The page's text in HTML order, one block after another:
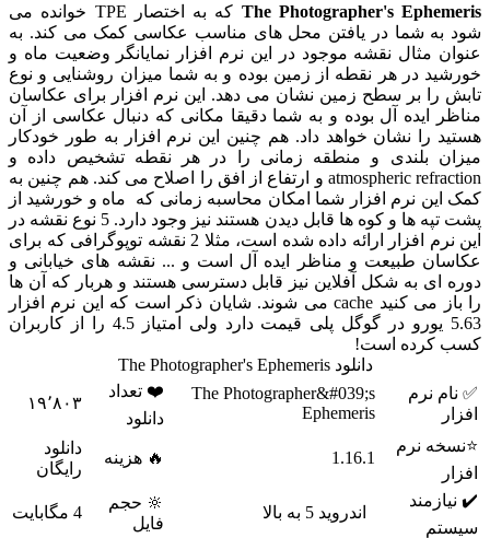
The Photographer's
که به اختصار TPE خوانده می
شما در یافتن محل های مناسب عکاسی کمک می کند. به
مثال نقشه موجود در این نرم افزار نمایانگر وضعیت ماه و
در هر نقطه از زمین بوده و به شما میزان روشنایی و نوع
بر سطح زمین نشان می دهد. این نرم افزار برای عکاسان
ایده آل بوده و به شما دقیقا مکانی که دنبال عکاسی از آن
را نشان خواهد داد. هم چنین این نرم افزار به طور خودکار
بلندی و منطقه زمانی را در هر نقطه تشخیص داده و
atmospheric refraction و ارتفاع از افق را اصلاح می کند. هم چنین به
نرم افزار شما امکان محاسبه زمانی که ماه و خورشید از
پشت تپه ها و کوه ها قابل دیدن هستند نیز وجود دارد. 5 نوع نقشه در
افزار ارائه داده شده است، مثلا 2 نقشه
توپوگرافیکه برای
طبیعت و مناظر ایده آل است و ... نقشه های خیابانی و
به شکل آفلاین نیز قابل دسترسی هستند و هربار که آن ها
را باز می کنید cache می شوند. شایان ذکر است که این نرم افزار
5.63 یورو در گوگل پلی قیمت دارد ولی امتیاز 4.5 را از کاربران
است!
نرم
The Photographer&#039;s
Ephemeris
❤️ تعداد
۱۹٬۸۰۳
نرم
1.16.1 🔥 هزینه
رایگان
اندروید 5 به بالا
🔆 حجم
4 مگابایت